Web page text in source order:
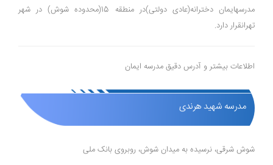
مدرسهایمان دخترانه(عادی دولتی)در منطقه 15(محدوده شوش) در شهر
تهرانقرار دارد.
اطلاعات بیشتر و آدرس دقیق مدرسه ایمان
مدرسه شهید هرندی
شوش شرقی، نرسیده به میدان شوش، روبروی بانک ملی